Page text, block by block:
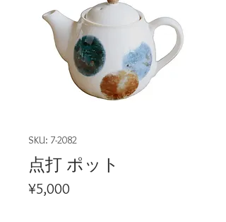
SKU: 7-2082
点打 ポット
¥5,000